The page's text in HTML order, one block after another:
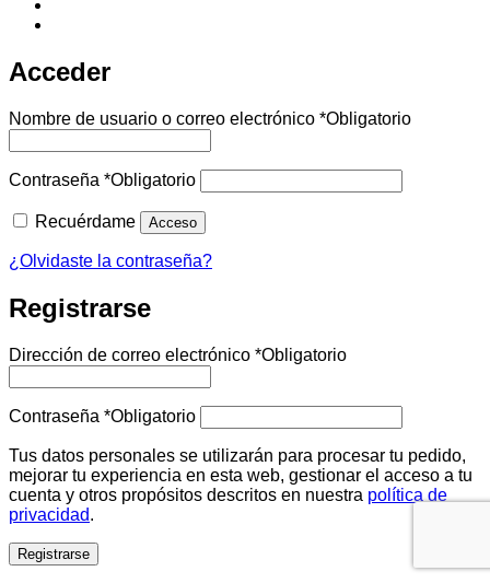
Acceder
Nombre de usuario o correo electrónico *Obligatorio
Contraseña *Obligatorio
Recuérdame Acceso
¿Olvidaste la contraseña?
Registrarse
Dirección de correo electrónico *Obligatorio
Contraseña *Obligatorio
Tus datos personales se utilizarán para procesar tu pedido,
mejorar tu experiencia en esta web, gestionar el acceso a tu
cuenta y otros propósitos descritos en nuestra política de
privacidad.
Registrarse